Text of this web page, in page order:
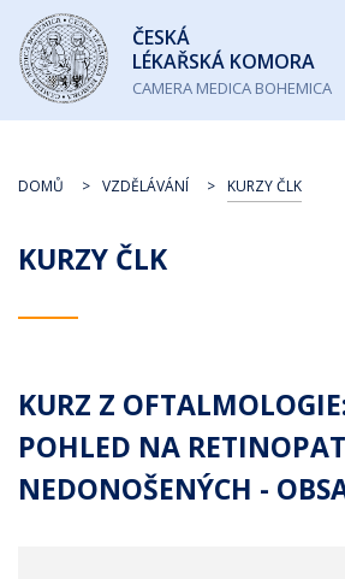
Česká
lékařská
komora
ČESKÁ
LÉKAŘSKÁ KOMORA
CAMERA MEDICA BOHEMICA
KURZY ČLK
DOMŮ VZDĚLÁVÁNÍ KURZY ČLK
KURZ Z
POHLED NA
NEDONOŠENÝCH -